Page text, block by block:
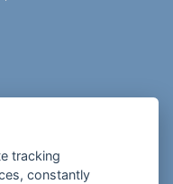
tracking
constantly